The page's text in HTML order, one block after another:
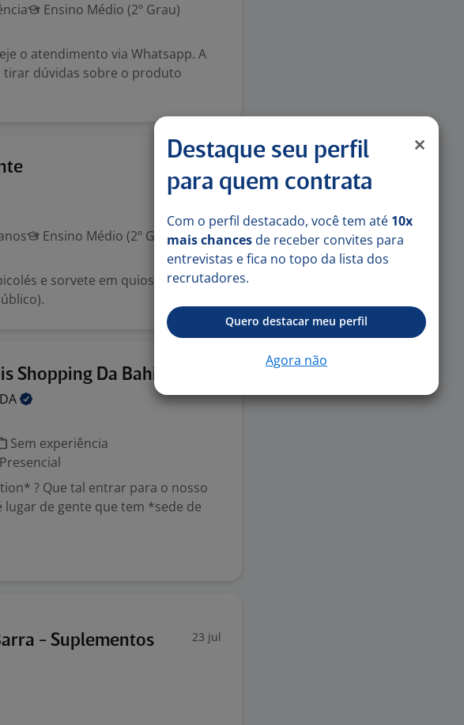
Ensino Médio (2º Grau)
o atendimento via Whatsapp. A
dúvidas sobre o produto
Ensino Médio (2º Grau)
e sorvete em quiosque de
Shopping Da Bahia!
Sem experiência
Presencial
? Que tal entrar para o nosso
lugar de gente que tem *sede de
- Suplementos
23 jul
Destaque seu perfil
para quem contrata
Com o perfil destacado, você tem até 10x
mais chances de receber convites para
entrevistas e fica no topo da lista dos
recrutadores.
Quero destacar meu perfil
Agora não